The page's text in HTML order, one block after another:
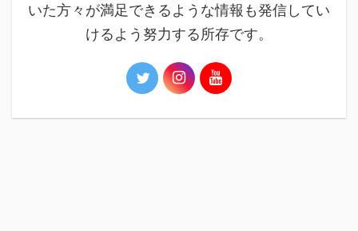
いた方々が満足できるような情報も発信してい
けるよう努力する所存です。